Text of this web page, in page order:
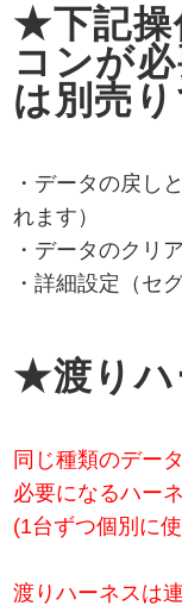
★下記操
コンが
は別売り
・データの戻し
れます）
・データのクリア
・詳細設定（セ
★渡りハ
同じ種類のデー
必要になるハー
(1台ずつ個別に
渡りハーネスは